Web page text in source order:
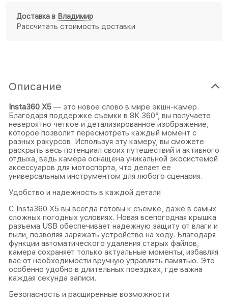
Доставка в Владимир
Рассчитать стоимость доставки
Описание
Insta360 X5 — это новое слово в мире экшн-камер.
Благодаря поддержке съемки в 8K 360°, вы получаете
невероятно четкое и детализированное изображение,
которое позволит пересмотреть каждый момент с
разных ракурсов. Используя эту камеру, вы сможете
раскрыть весь потенциал своих путешествий и активного
отдыха, ведь камера оснащена уникальной экосистемой
аксессуаров для мотоспорта, что делает ее
универсальным инструментом для любого сценария.
Удобство и надежность в каждой детали
С Insta360 X5 вы всегда готовы к съемке, даже в самых
сложных погодных условиях. Новая всепогодная крышка
разъема USB обеспечивает надежную защиту от влаги и
пыли, позволяя заряжать устройство на ходу. Благодаря
функции автоматического удаления старых файлов,
камера сохраняет только актуальные моменты, избавляя
вас от необходимости вручную управлять памятью. Это
особенно удобно в длительных поездках, где важна
каждая секунда записи.
Безопасность и расширенные возможности